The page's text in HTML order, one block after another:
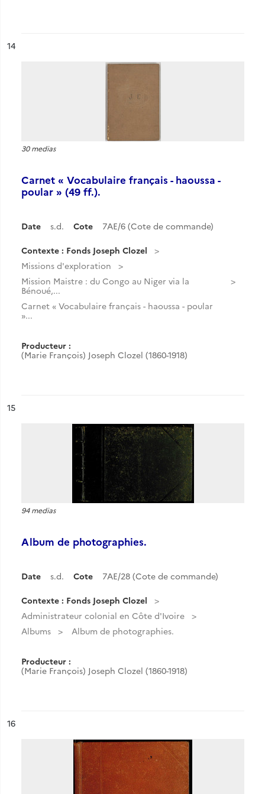
n°
14
30 medias
Carnet « Vocabulaire français - haoussa -
poular » (49 ff.).
Date s.d. Cote 7AE/6 (Cote de commande)
Contexte : Fonds Joseph Clozel
Missions d'exploration
Mission Maistre : du Congo au Niger via la
Bénoué,...
Carnet « Vocabulaire français - haoussa - poular
»...
Producteur :
(Marie François) Joseph Clozel (1860-1918)
n°
15
94 medias
Album de photographies.
Date s.d. Cote 7AE/28 (Cote de commande)
Contexte : Fonds Joseph Clozel
Administrateur colonial en Côte d'Ivoire
Albums
Album de photographies.
Producteur :
(Marie François) Joseph Clozel (1860-1918)
n°
16